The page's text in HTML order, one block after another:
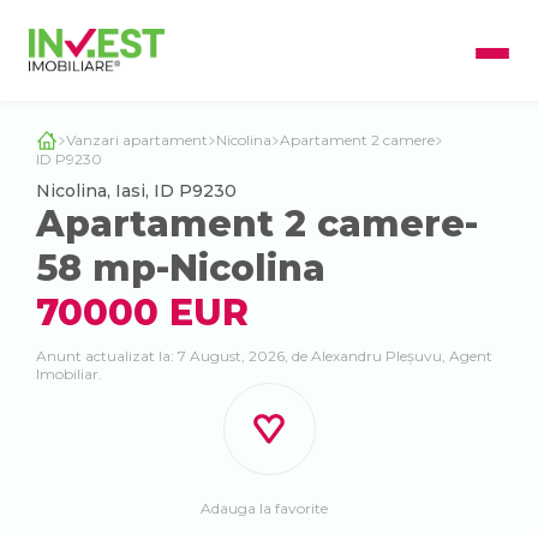
Vanzari apartament Nicolina Apartament 2 camere
ID P9230
Nicolina, Iasi, ID P9230
Apartament 2 camere-
58 mp-Nicolina
70000 EUR
Anunt actualizat la: 7 August, 2026, de Alexandru Pleșuvu, Agent
Imobiliar.
Adauga la favorite